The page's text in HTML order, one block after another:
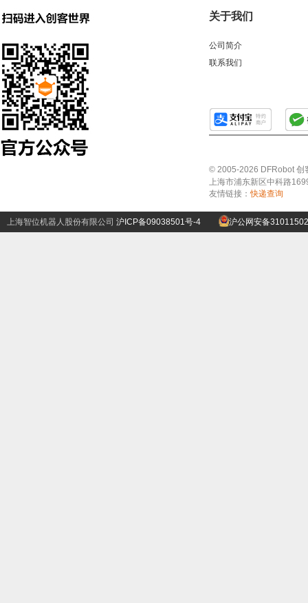
关于我们
公司简介
联系我们
© 2005-2026 DFRobot 创
上海市浦东新区中科路
友情链接：快递查询
上海智位机器人股份有限公司 沪ICP备09038501号-4 沪公网安备